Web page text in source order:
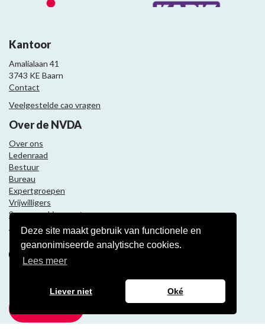
Deze site maakt gebruik van functionele en
geanonimiseerde analytische cookies.
Lees meer
Liever niet Oké
Kantoor
Amalialaan 41
3743 KE Baarn
Contact
Veelgestelde cao vragen
Over de NVDA
Over ons
Ledenraad
Bestuur
Bureau
Expertgroepen
Vrijwilligers
Samenwerkingspartners
Volg ons